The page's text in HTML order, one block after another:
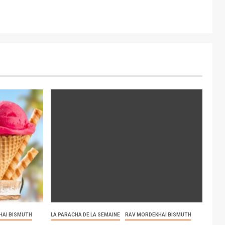
BISMUTH
LA PARACHA DE LA SEMAINE RAV MORDEKHAI BISMUTH